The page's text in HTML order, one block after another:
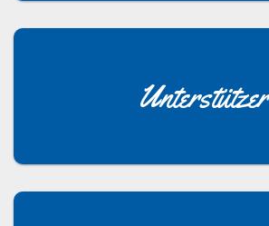
Unterstützer